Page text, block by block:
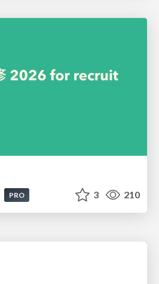
PRO 3 210